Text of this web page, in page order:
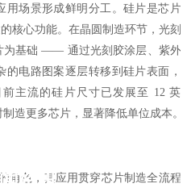
资讯
用场景形成鲜明分工。硅片是芯片
核心功能。在晶圆制造环节，光刻
为基础 —— 通过光刻胶涂层、紫外
的电路图案逐层转移到硅片表面，
主流的硅片尺寸已发展至 12 英
造更多芯片，显著降低单位成本。
角色，其应用贯穿芯片制造全流程